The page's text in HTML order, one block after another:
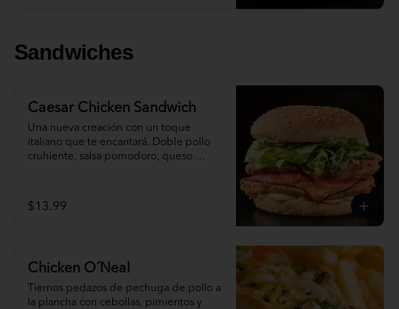
Sandwiches
Caesar Chicken Sandwich
Una nueva creación con un toque
italiano que te encantará. Doble pollo
cruhiente, salsa pomodoro, queso
$13.99
Chicken O´Neal
Tiernos pedazos de pechuga de pollo a
la plancha con cebollas, pimientos y